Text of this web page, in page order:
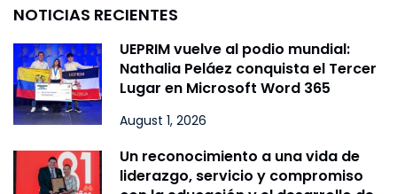
NOTICIAS RECIENTES
UEPRIM vuelve al podio mundial:
Nathalia Peláez conquista el Tercer
Lugar en Microsoft Word 365
August 1, 2026
Un reconocimiento a una vida de
liderazgo, servicio y compromiso